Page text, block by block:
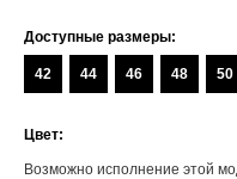
Доступные размеры:
42 44 46 48 50
Цвет:
Возможно исполнение этой